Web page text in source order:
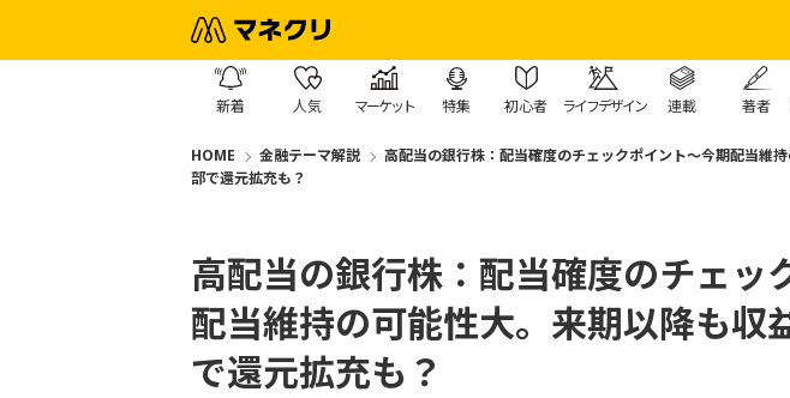
新着 人気 マーケット 特集 初心者 ライフデザイン 連載 著者
HOME 金融テーマ解説
高配当の銀行株：配当確度のチェックポイント～今期配当維
部で還元拡充も？
高配当の銀行株：配当確度のチェッ
配当維持の可能性大。来期以降も収
で還元拡充も？